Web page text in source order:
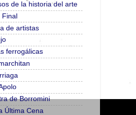
de la historia del arte
de artistas
ferrogálicas
de Borromini
Última Cena